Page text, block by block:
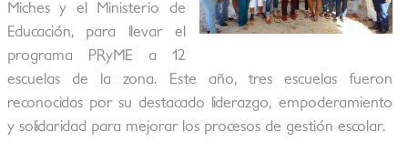
Miches y el Ministerio de
Educación, para llevar el
programa PRyME a 12
escuelas de la zona. Este año, tres escuelas fueron
reconocidas por su destacado liderazgo, empoderamiento
y solidaridad para mejorar los procesos de gestión escolar.